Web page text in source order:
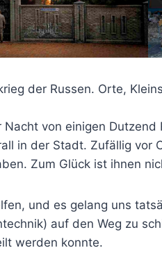
der Russen. Orte,
von einigen
in der Stadt. Zufällig vor
Zum Glück ist ihnen
und es gelang uns
auf den Weg zu
werden konnte.